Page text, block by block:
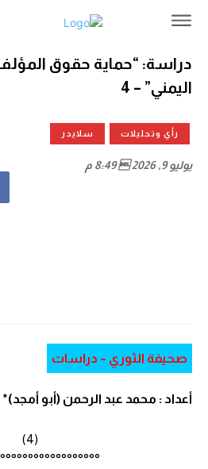
دراسة: “حماية حقوق
اليمني” – 4
رأي وتحليلات سلايدر
يوليو 9, 2026  8:49 م
صحيفة الثوري – دراسات
أعداد : محمد عبد الرحمن (أبو أمجد)*
(4)